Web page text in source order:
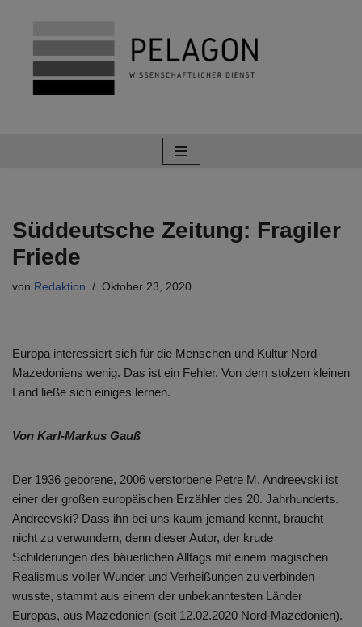
Zum
Inhalt
springen
Süddeutsche Zeitung: Fragiler
Friede
von Redaktion Oktober 23, 2020
Europa interessiert sich für die Menschen und Kultur Nord-
Mazedoniens wenig. Das ist ein Fehler. Von dem stolzen kleinen
Land ließe sich einiges lernen.
Von Karl-Markus Gauß
Der 1936 geborene, 2006 verstorbene Petre M. Andreevski ist
einer der großen europäischen Erzähler des 20. Jahrhunderts.
Andreevski? Dass ihn bei uns kaum jemand kennt, braucht
nicht zu verwundern, denn dieser Autor, der krude
Schilderungen des bäuerlichen Alltags mit einem magischen
Realismus voller Wunder und Verheißungen zu verbinden
wusste, stammt aus einem der unbekanntesten Länder
Europas, aus Mazedonien (seit 12.02.2020 Nord-Mazedonien).